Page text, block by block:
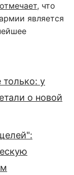
отмечает, что
является
у
о новой